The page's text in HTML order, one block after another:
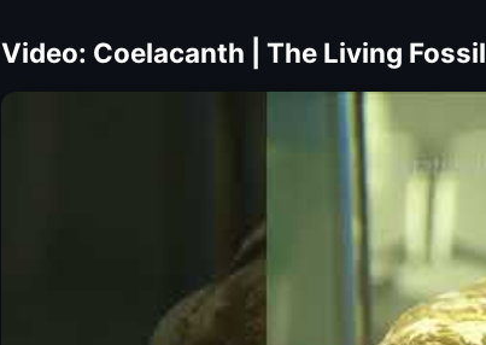
Video: Coelacanth | The Living Fossil